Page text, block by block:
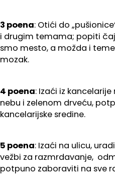
3 poena: Otići do
i drugim temama; popiti
smo mesto, a možda i
mozak.
4 poena: Izaći iz
nebu i zelenom drveću,
kancelarijske sredine.
5 poena: Izaći na ulicu,
vežbi za razmrdavanje,
potpuno zaboraviti na sve